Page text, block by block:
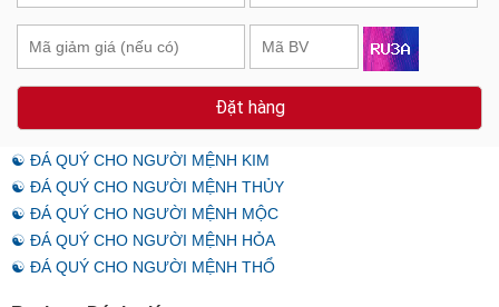
Đặt hàng
☯ ĐÁ QUÝ CHO NGƯỜI MỆNH KIM
☯ ĐÁ QUÝ CHO NGƯỜI MỆNH THỦY
☯ ĐÁ QUÝ CHO NGƯỜI MỆNH MỘC
☯ ĐÁ QUÝ CHO NGƯỜI MỆNH HỎA
☯ ĐÁ QUÝ CHO NGƯỜI MỆNH THỔ